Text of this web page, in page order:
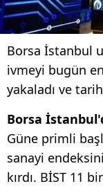
Borsa İstanbul
ivmeyi bugün
yakaladı ve
Borsa
Güne primli
sanayi
kırdı. BİST 11